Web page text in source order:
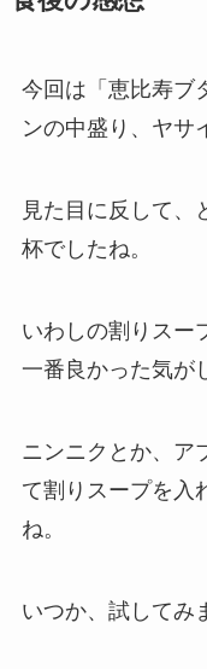
今回は「恵比寿ブ
ンの中盛り、ヤサ
見た目に反して、
杯でしたね。
いわしの割りスー
一番良かった気が
ニンニクとか、ア
て割りスープを入
ね。
いつか、試してみ